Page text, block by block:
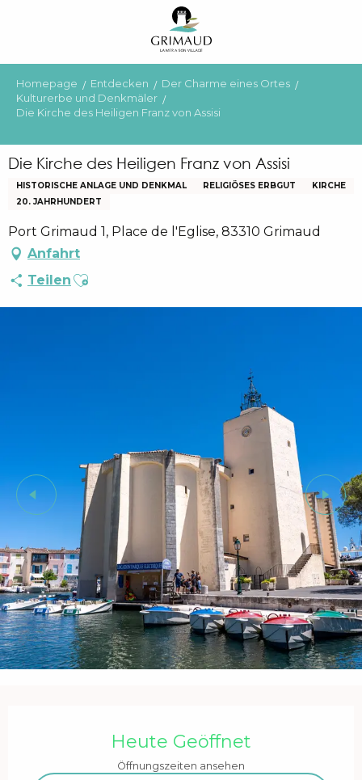
principal
Homepage Entdecken
Der Charme eines Ortes
Kulturerbe und Denkmäler
Die Kirche des Heiligen Franz von Assisi
Die Kirche des Heiligen Franz von Assisi
HISTORISCHE ANLAGE UND DENKMAL RELIGIÖSES ERBGUT
KIRCHE
20. JAHRHUNDERT
Port Grimaud 1, Place de l'Eglise, 83310 Grimaud
Anfahrt
Teilen Ajouter aux favoris
Heute Geöffnet
Öffnungszeiten ansehen